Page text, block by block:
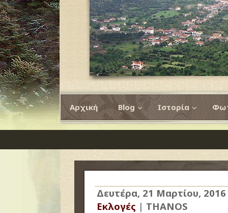
Αρχική Blog Ιστορία
Δευτέρα, 21 Μαρτίου, 2016
Εκλογές | THANOS